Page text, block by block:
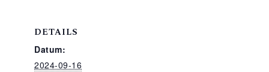
DETAILS
Datum:
2024-09-16